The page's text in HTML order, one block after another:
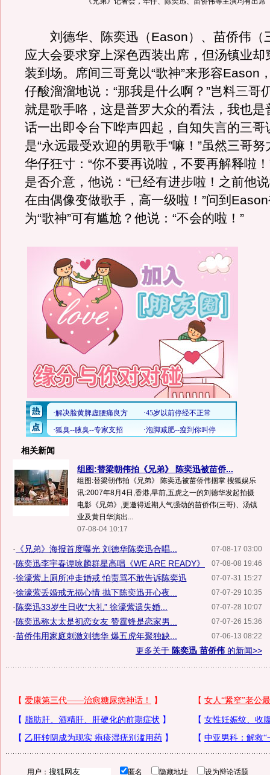
刘德华、陈奕迅（Eason）、苗侨伟（
应大会要求穿上深色西装出席，但汤镇业却
装到场。席间三哥竟以“歌神”来形容Eason
仔酸溜溜地说：“那我是什么啊？”岂料三哥
就是歌手咯，这是普罗大众的看法，我也是
话一出即令台下哗声四起，自知失言的三哥
是“永远最受欢迎的男歌手”嘛！”虽然三哥
华仔狂寸：“你不要再说啦，不要再解释啦
是否介意，他说：“已经有进步啦！之前他
在由偶像变做歌手，高一级啦！”问到
为“歌神”可有尴尬？他说：“不会的啦！”
相关新闻
组图:替梁朝伟拍《兄弟》 陈奕迅被苗侨...
组图:替梁朝伟拍《兄弟》 陈奕迅被苗侨伟掴掌 搜狐娱乐
讯:2007年8月4日,香港,早前,五虎之一的刘德华发起拍摄
电影《兄弟》,更邀得近期人气强劲的苗侨伟(三哥)、汤镇
业及黄日华演出...
07-08-04 10:17
07-08-17 03:00
· 《兄弟》海报首度曝光 刘德华陈奕迅合唱...
07-08-08 19:46
· 陈奕迅李宇春谭咏麟群星高唱《WE ARE READY》
07-07-31 15:27
·徐濠萦上厕所冲走婚戒 怕责骂不敢告诉陈奕迅
07-07-29 10:35
·徐濠萦丢婚戒无损心情 抛下陈奕迅开心夜...
07-07-28 10:07
· 陈奕迅33岁生日收“大礼” 徐濠萦遗失婚...
07-07-26 15:36
· 陈奕迅称太太是初恋女友 赞霆锋是恋家男...
07-06-13 08:22
·苗侨伟用家庭刺激刘德华 爆五虎年聚独缺...
更多关于 陈奕迅 苗侨伟 的新闻>>
用户： 匿名 隐藏地址 设为辩论话题